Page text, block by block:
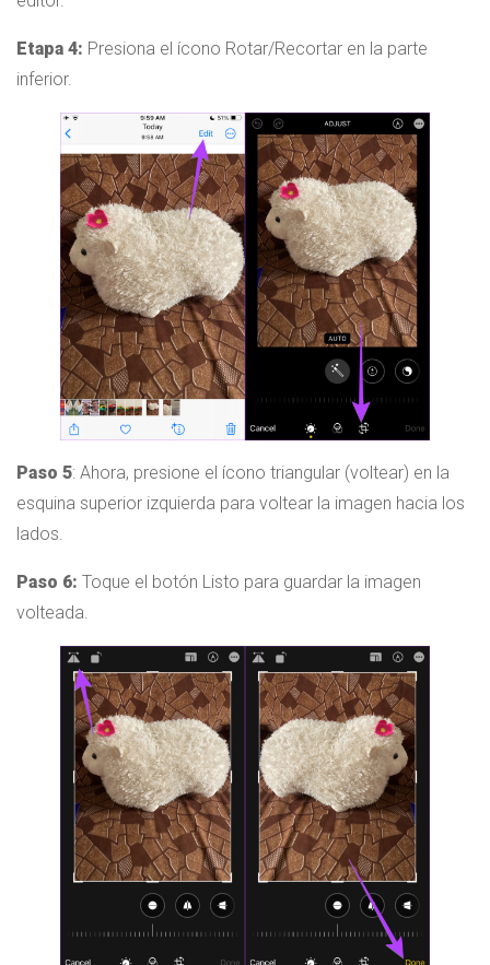
Etapa 4: Presiona el ícono Rotar/Recortar en la parte
inferior.
Paso 5: Ahora, presione el ícono triangular (voltear) en la
esquina superior izquierda para voltear la imagen hacia los
lados.
Paso 6: Toque el botón Listo para guardar la imagen
volteada.